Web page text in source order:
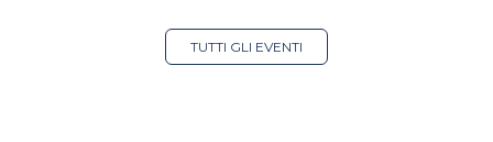
TUTTI GLI EVENTI